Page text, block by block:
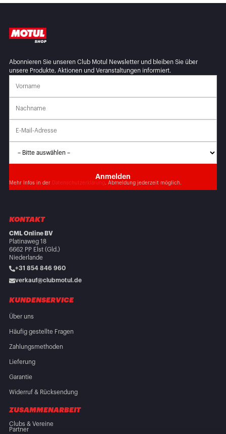
Abonnieren Sie unseren Club Motul Newsletter und bleiben Sie über
unsere Produkte, Aktionen und Veranstaltungen informiert.
Mehr Infos in der Datenschutzerklärung . Abmeldung jederzeit möglich.
KONTAKT
CML Online BV
Platinaweg 18
6662 PP Elst (Gld.)
Niederlande
+31 854 846 960
verkauf@clubmotul.de
KUNDENSERVICE
Über uns
Häufig gestellte Fragen
Zahlungsmethoden
Lieferung
Garantie
Widerruf & Rücksendung
ZUSAMMENARBEIT
Clubs & Vereine
Partner